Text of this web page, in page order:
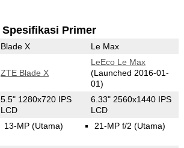
Spesifikasi Primer
Blade X Le Max
ZTE Blade X
LeEco Le Max
(Launched 2016-01-
01)
5.5" 1280x720 IPS
LCD
6.33" 2560x1440 IPS
LCD
13-MP (Utama) 21-MP f/2 (Utama)